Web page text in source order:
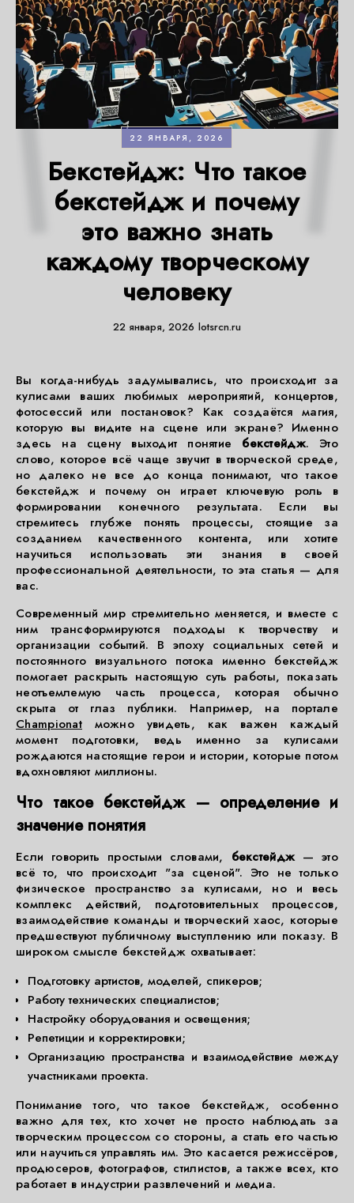
22 ЯНВАРЯ, 2026
Бекстейдж: Что такое
бекстейдж и почему
это важно знать
каждому творческому
человеку
22 января, 2026 lotsrcn.ru
Вы когда-нибудь задумывались, что происходит за
кулисами ваших любимых мероприятий, концертов,
фотосессий или постановок? Как создаётся магия,
которую вы видите на сцене или экране? Именно
здесь на сцену выходит понятие бекстейдж. Это
слово, которое всё чаще звучит в творческой среде,
но далеко не все до конца понимают, что такое
бекстейдж и почему он играет ключевую роль в
формировании конечного результата. Если вы
стремитесь глубже понять процессы, стоящие за
созданием качественного контента, или хотите
научиться использовать эти знания в своей
профессиональной деятельности, то эта статья — для
вас.
Современный мир стремительно меняется, и вместе с
ним трансформируются подходы к творчеству и
организации событий. В эпоху социальных сетей и
постоянного визуального потока именно бекстейдж
помогает раскрыть настоящую суть работы, показать
неотъемлемую часть процесса, которая обычно
скрыта от глаз публики. Например, на портале
Championat можно увидеть, как важен каждый
момент подготовки, ведь именно за кулисами
рождаются настоящие герои и истории, которые потом
вдохновляют миллионы.
Что такое бекстейдж — определение и
значение понятия
Если говорить простыми словами, бекстейдж— это
всё то, что происходит "за сценой". Это не только
физическое пространство за кулисами, но и весь
комплекс действий, подготовительных процессов,
взаимодействие команды и творческий хаос, которые
предшествуют публичному выступлению или показу. В
широком смысле бекстейдж охватывает:
Подготовку артистов, моделей, спикеров;
Работу технических специалистов;
Настройку оборудования и освещения;
Репетиции и корректировки;
Организацию пространства и взаимодействие между
участниками проекта.
Понимание того, что такое бекстейдж, особенно
важно для тех, кто хочет не просто наблюдать за
творческим процессом со стороны, а стать его частью
или научиться управлять им. Это касается режиссёров,
продюсеров, фотографов, стилистов, а также всех, кто
работает в индустрии развлечений и медиа.